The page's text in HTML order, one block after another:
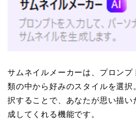
サムネイルメーカーは、プロン
類の中から好みのスタイルを選択
択することで、あなたが思い描い
成してくれる機能です。